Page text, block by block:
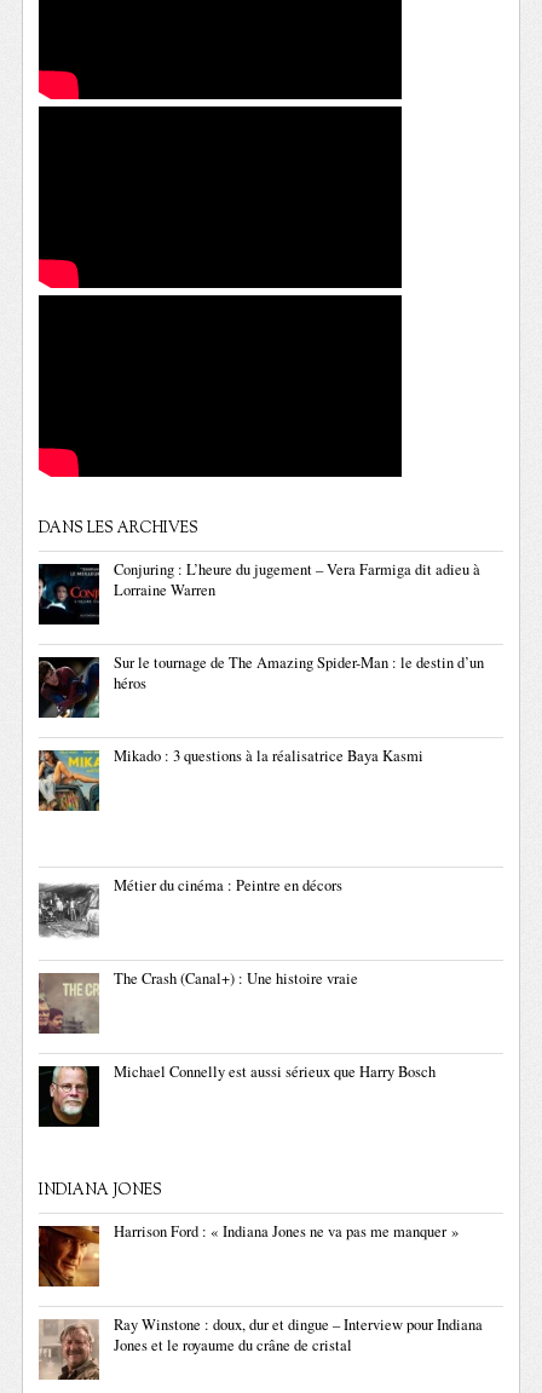
DANS LES ARCHIVES
Conjuring : L’heure du jugement – Vera Farmiga dit adieu à
Lorraine Warren
Sur le tournage de The Amazing Spider-Man : le destin d’un
héros
Mikado : 3 questions à la réalisatrice Baya Kasmi
Métier du cinéma : Peintre en décors
The Crash (Canal+) : Une histoire vraie
Michael Connelly est aussi sérieux que Harry Bosch
INDIANA JONES
Harrison Ford : « Indiana Jones ne va pas me manquer »
Ray Winstone : doux, dur et dingue – Interview pour Indiana
Jones et le royaume du crâne de cristal